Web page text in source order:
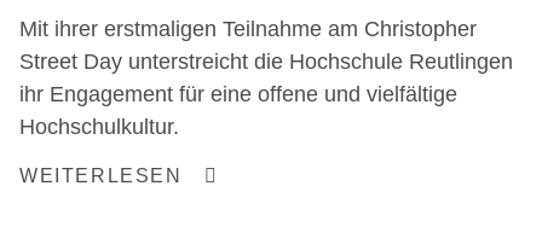
Mit ihrer erstmaligen Teilnahme am Christopher
Street Day unterstreicht die Hochschule Reutlingen
ihr Engagement für eine offene und vielfältige
Hochschulkultur.
WEITERLESEN